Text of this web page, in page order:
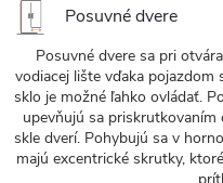
Posuvné dvere
Posuvné dvere sa pri
vodiacej lište vďaka pojazdom
sklo je možné ľahko ovládať.
upevňujú sa
skle dverí. Pohybujú sa v
majú excentrické skrutky,